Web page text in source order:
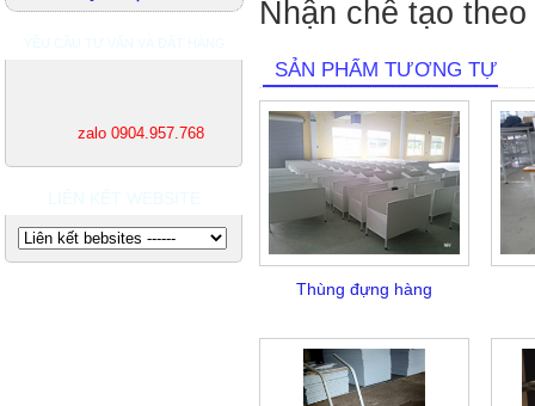
zalo 0904.957.768
Nhận chế tạo
SẢN PHẨM TƯƠNG TỰ
Thùng đựng hàng